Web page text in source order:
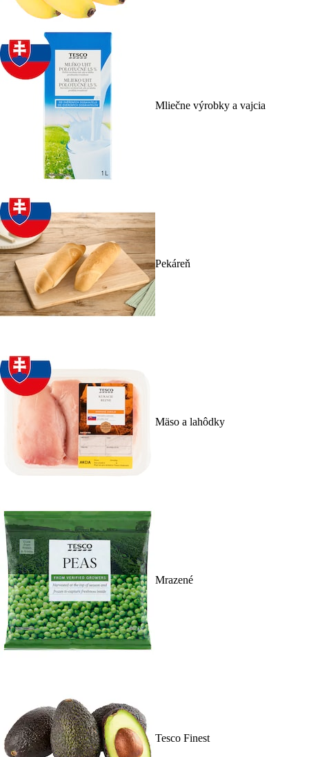
Mliečne výrobky a vajcia
Pekáreň
Mäso a lahôdky
Mrazené
Tesco Finest